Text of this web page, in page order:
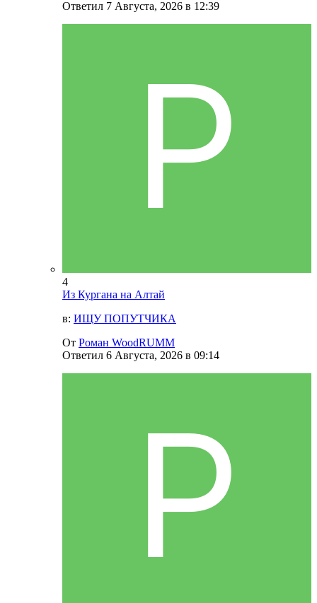
Ответил 7 Августа, 2026 в 12:39
4
Из Кургана на Алтай
в: ИЩУ ПОПУТЧИКА
От Роман WoodRUMM
Ответил 6 Августа, 2026 в 09:14